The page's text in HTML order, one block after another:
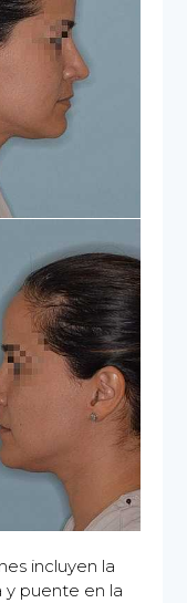
incluyen la
puente en la